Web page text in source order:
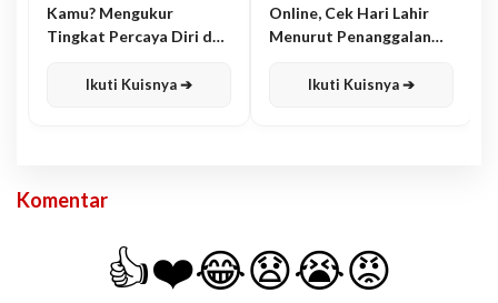
Kamu? Mengukur
Tingkat Percaya Diri dan
Ikuti Kuisnya ➔
Online, Cek Hari Lahir
Menurut Penanggalan
Ikuti Kuisnya ➔
Komentar
👍❤️😂😧😭😡